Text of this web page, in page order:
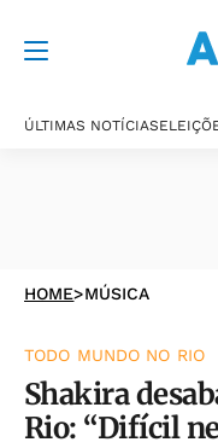
ÚLTIMAS NOTÍCIAS
HOME>MÚSICA
TODO MUNDO NO RIO
Shakira
Rio: “Difícil